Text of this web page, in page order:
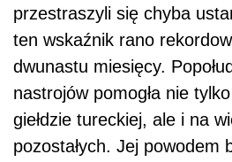
przestraszyli się chyba
ten wskaźnik rano
dwunastu miesięcy.
nastrojów pomogła nie
giełdzie tureckiej, ale i na
pozostałych. Jej powodem